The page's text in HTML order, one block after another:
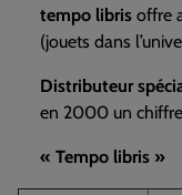
tempo libris offre
(jouets dans
Distributeur
en 2000 un chiffre
« Tempo libris »